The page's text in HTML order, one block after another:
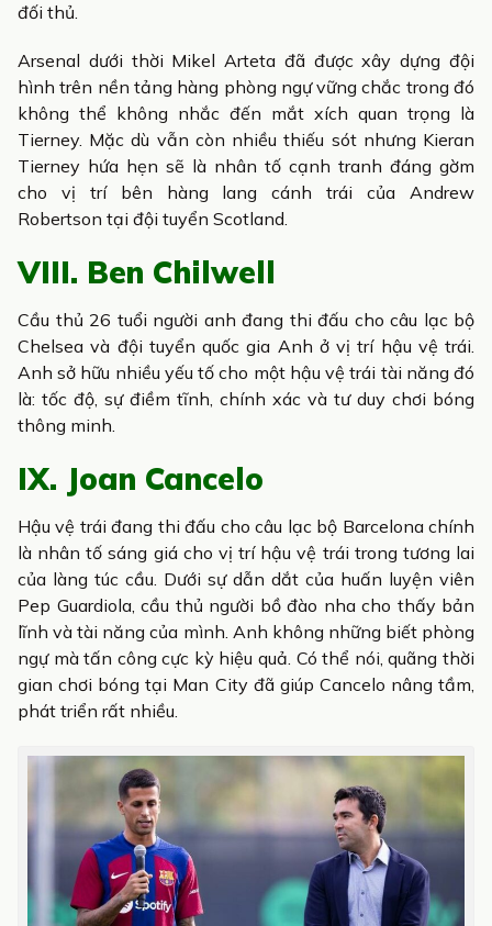
đối thủ.
Arsenal dưới thời Mikel Arteta đã được xây dựng đội
hình trên nền tảng hàng phòng ngự vững chắc trong đó
không thể không nhắc đến mắt xích quan trọng là
Tierney. Mặc dù vẫn còn nhiều thiếu sót nhưng Kieran
Tierney hứa hẹn sẽ là nhân tố cạnh tranh đáng gờm
cho vị trí bên hàng lang cánh trái của Andrew
Robertson tại đội tuyển Scotland.
VIII. Ben Chilwell
Cầu thủ 26 tuổi người anh đang thi đấu cho câu lạc bộ
Chelsea và đội tuyển quốc gia Anh ở vị trí hậu vệ trái.
Anh sở hữu nhiều yếu tố cho một hậu vệ trái tài năng đó
là: tốc độ, sự điềm tĩnh, chính xác và tư duy chơi bóng
thông minh.
IX. Joan Cancelo
Hậu vệ trái đang thi đấu cho câu lạc bộ Barcelona chính
là nhân tố sáng giá cho vị trí hậu vệ trái trong tương lai
của làng túc cầu. Dưới sự dẫn dắt của huấn luyện viên
Pep Guardiola, cầu thủ người bồ đào nha cho thấy bản
lĩnh và tài năng của mình. Anh không những biết phòng
ngự mà tấn công cực kỳ hiệu quả. Có thể nói, quãng thời
gian chơi bóng tại Man City đã giúp Cancelo nâng tầm,
phát triển rất nhiều.